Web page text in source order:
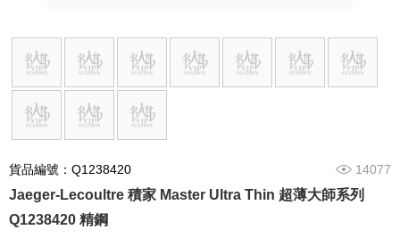
貨品編號：Q1238420 14077
Jaeger-Lecoultre 積家 Master Ultra Thin 超薄大師系列
Q1238420 精鋼